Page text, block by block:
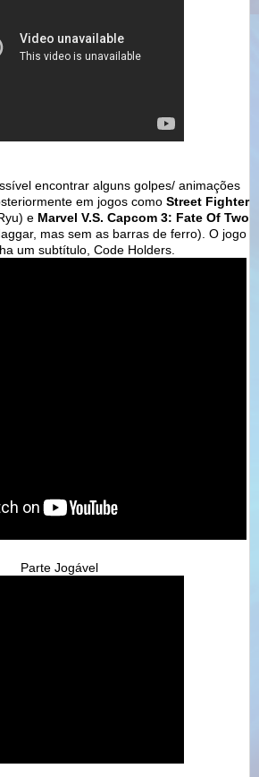
encontrar alguns golpes/ animações
em jogos como Street Fighter
e Marvel V.S. Capcom 3: Fate Of Two
mas sem as barras de ferro). O jogo
um subtítulo, Code Holders.
Parte Jogável